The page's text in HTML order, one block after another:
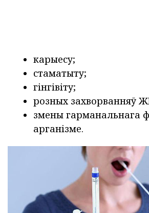
карыесу;
стаматыту;
гінгівіту;
розных захворванняў
змены гарманальнага
арганізме.